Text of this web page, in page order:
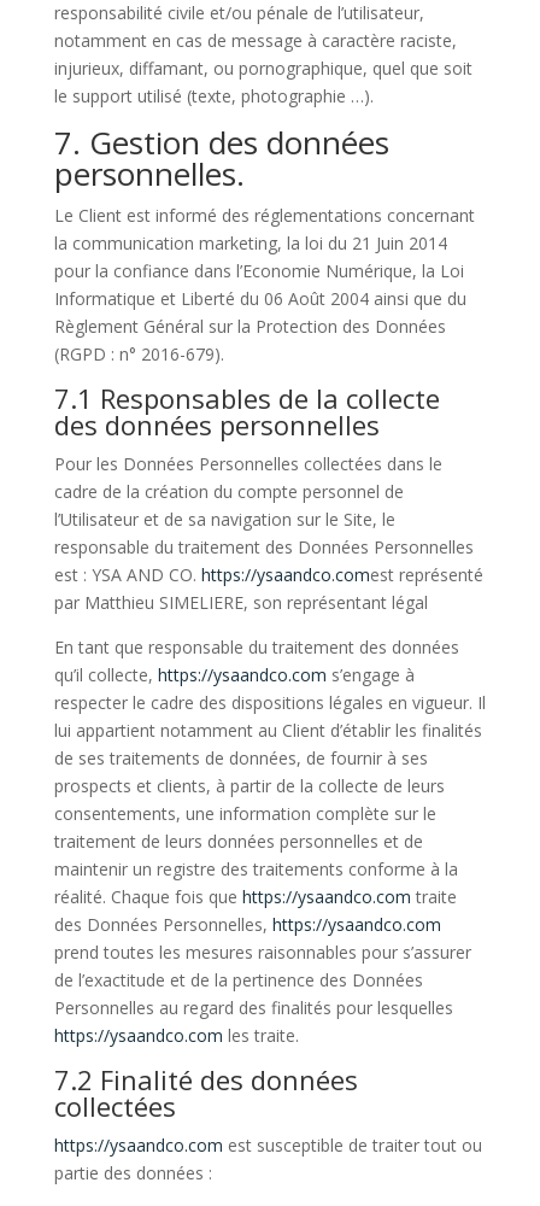
responsabilité civile et/ou pénale de l’utilisateur,
notamment en cas de message à caractère raciste,
injurieux, diffamant, ou pornographique, quel que soit
le support utilisé (texte, photographie …).
7. Gestion des données
personnelles.
Le Client est informé des réglementations concernant
la communication marketing, la loi du 21 Juin 2014
pour la confiance dans l’Economie Numérique, la Loi
Informatique et Liberté du 06 Août 2004 ainsi que du
Règlement Général sur la Protection des Données
(RGPD : n° 2016-679).
7.1 Responsables de la collecte
des données personnelles
Pour les Données Personnelles collectées dans le
cadre de la création du compte personnel de
l’Utilisateur et de sa navigation sur le Site, le
responsable du traitement des Données Personnelles
est : YSA AND CO. https://ysaandco.comest représenté
par Matthieu SIMELIERE, son représentant légal
En tant que responsable du traitement des données
qu’il collecte, https://ysaandco.com s’engage à
respecter le cadre des dispositions légales en vigueur. Il
lui appartient notamment au Client d’établir les finalités
de ses traitements de données, de fournir à ses
prospects et clients, à partir de la collecte de leurs
consentements, une information complète sur le
traitement de leurs données personnelles et de
maintenir un registre des traitements conforme à la
réalité. Chaque fois que https://ysaandco.com traite
des Données Personnelles, https://ysaandco.com
prend toutes les mesures raisonnables pour s’assurer
de l’exactitude et de la pertinence des Données
Personnelles au regard des finalités pour lesquelles
https://ysaandco.com les traite.
7.2 Finalité des données
collectées
https://ysaandco.com est susceptible de traiter tout ou
partie des données :